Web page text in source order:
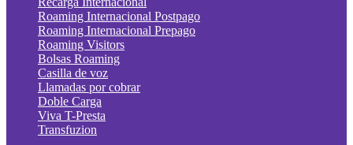
Roaming Internacional Postpago
Roaming Internacional Prepago
Roaming Visitors
Bolsas Roaming
Casilla de voz
Llamadas por cobrar
Doble Carga
Viva T-Presta
Transfuzion